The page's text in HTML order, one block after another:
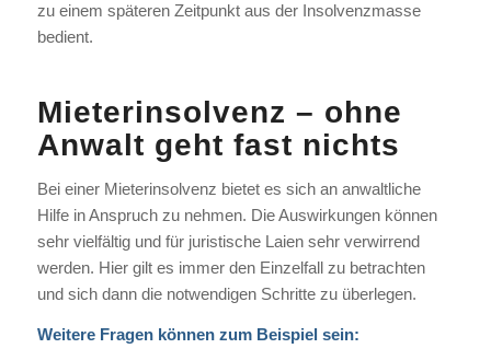
zu einem späteren Zeitpunkt aus der Insolvenzmasse
bedient.
Mieterinsolvenz – ohne
Anwalt geht fast nichts
Bei einer Mieterinsolvenz bietet es sich an anwaltliche
Hilfe in Anspruch zu nehmen. Die Auswirkungen können
sehr vielfältig und für juristische Laien sehr verwirrend
werden. Hier gilt es immer den Einzelfall zu betrachten
und sich dann die notwendigen Schritte zu überlegen.
Weitere Fragen können zum Beispiel sein: